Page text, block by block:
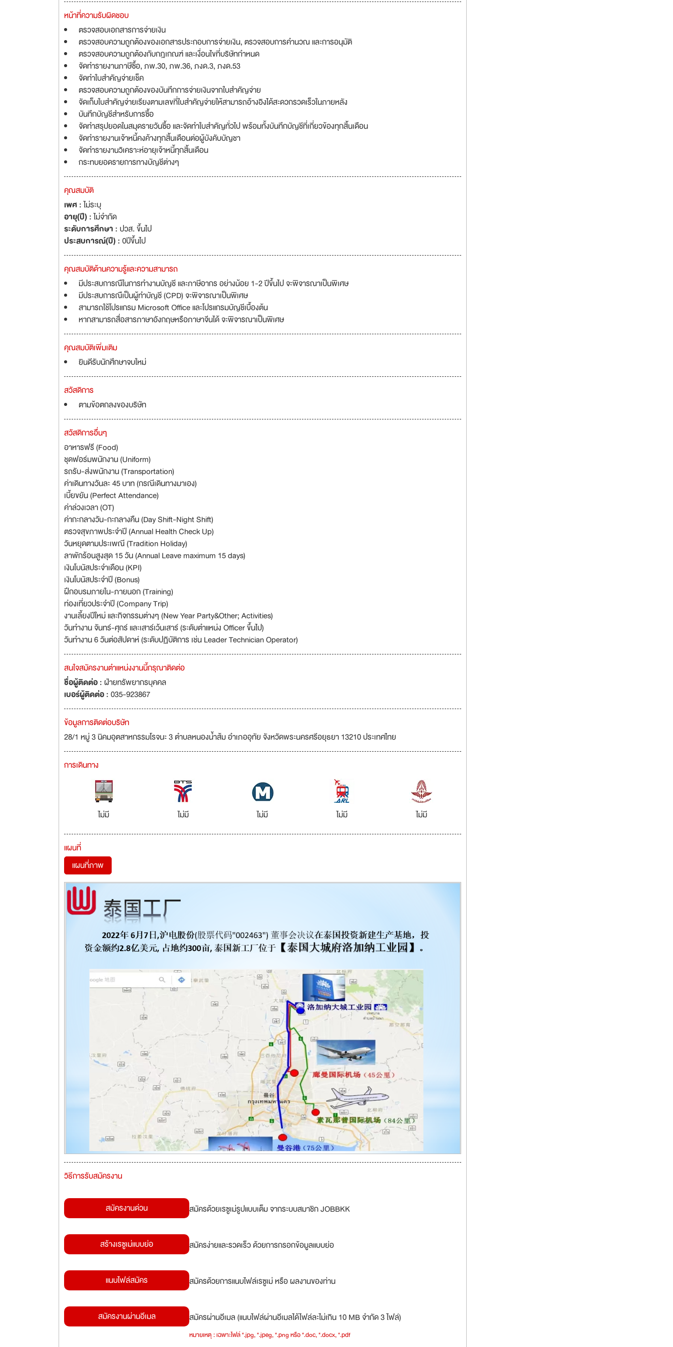
หน้าที่ความรับผิดชอบ
ตรวจสอบเอกสารการจ่ายเงิน
ตรวจสอบความถูกต้องของเอกสารประกอบการจ่ายเงิน, ตรวจสอบการคำนวณ และการอนุมัติ
ตรวจสอบความถูกต้องกับกฎเกณฑ์ และเงื่อนไขที่บริษัทกำหนด
จัดทำรายงานภาษีซื้อ, ภพ.30, ภพ.36, ภงด.3, ภงด.53
จัดทำใบสำคัญจ่ายเช็ค
ตรวจสอบความถูกต้องของบันทึกการจ่ายเงินจากใบสำคัญจ่าย
จัดเก็บใบสำคัญจ่ายเรียงตามเลขที่ใบสำคัญจ่ายให้สามารถอ้างอิงได้สะดวกรวดเร็วในภายหลัง
บันทึกบัญชีสำหรับการซื้อ
จัดทำสรุปยอดในสมุดรายวันซื้อ และจัดทำใบสำคัญทั่วไป พร้อมทั้งบันทึกบัญชีที่เกี่ยวข้องทุกสิ้นเดือน
จัดทำรายงานเจ้าหนี้คงค้างทุกสิ้นเดือนต่อผู้บังคับบัญชา
จัดทำรายงานวิเคราะห์อายุเจ้าหนี้ทุกสิ้นเดือน
กระทบยอดรายการทางบัญชีต่างๆ
คุณสมบัติ
เพศ :ไม่ระบุ
อายุ(ปี) :ไม่จำกัด
ระดับการศึกษา :ปวส. ขึ้นไป
ประสบการณ์(ปี) :0ปีขึ้นไป
คุณสมบัติด้านความรู้และความสามารถ
มีประสบการณืในการทำงานบัญชี และภาษีอากร อย่างน้อย 1-2 ปีขึ้นไป จะพิจารณาเป็นพิเศษ
มีประสบการณืเป็นผู้ทำบัญชี (CPD) จะพิจารณาเป็นพิเศษ
สามารถใช้โปรแกรม Microsoft Office และโปรแกรมบัญชีเบื้องต้น
หากสามารถสื่อสารภาษาอังกฤษหรือภาษาจีนได้ จะพิจารณาเป็นพิเศษ
คุณสมบัติเพิ่มเติม
ยินดีรับนักศึกษาจบใหม่
สวัสดิการ
ตามข้อตกลงของบริษัท
สวัสดิการอื่นๆ
อาหารฟรี (Food)
ชุดฟอร์มพนักงาน (Uniform)
รถรับ-ส่งพนักงาน (Transportation)
ค่าเดินทางวันละ 45 บาท (กรณีเดินทางมาเอง)
เบี้ยขยัน (Perfect Attendance)
ค่าล่วงเวลา (OT)
ค่ากะกลางวัน-กะกลางคืน (Day Shift-Night Shift)
ตรวจสุขภาพประจำปี (Annual Health Check Up)
วันหยุดตามประเพณี (Tradition Holiday)
ลาพักร้อนสูงสุด 15 วัน (Annual Leave maximum 15 days)
เงินโบนัสประจำเดือน (KPI)
เงินโบนัสประจำปี (Bonus)
ฝึกอบรมภายใน-ภายนอก (Training)
ท่องเที่ยวประจำปี (Company Trip)
งานเลี้ยงปีใหม่ และกิจกรรมต่างๆ (New Year Party&Other; Activities)
วันทำงาน จันทร์-ศุกร์ และเสาร์เว้นเสาร์ (ระดับตำแหน่ง Officer ขึ้นไป)
วันทำงาน 6 วันต่อสัปดาห์ (ระดับปฏิบัติการ เช่น Leader Technician Operator)
สนใจสมัครงานตำแหน่งงานนี้กรุณาติดต่อ
ชื่อผู้ติดต่อ :ฝ่ายทรัพยากรบุคคล
เบอร์ผู้ติดต่อ :035-923867
ข้อมูลการติดต่อบริษัท
28/1 หมู่ 3 นิคมอุตสาหกรรมโรจนะ 3 ตำบลหนองน้ำส้ม อำเภออุทัย จังหวัดพระนครศรีอยุธยา 13210 ประเทศไทย
การเดินทาง
ไม่มี ไม่มี ไม่มี ไม่มี ไม่มี
แผนที่
แผนที่ภาพ
วิธีการรับสมัครงาน
สมัครงานด่วน สมัครด้วยเรซูเม่รูปแบบเต็ม จากระบบสมาชิก JOBBKK
สร้างเรซูเม่แบบย่อ สมัครง่ายและรวดเร็ว ด้วยการกรอกข้อมูลแบบย่อ
แนบไฟล์สมัคร สมัครด้วยการแนบไฟล์เรซูเม่ หรือ ผลงานของท่าน
สมัครงานผ่านอีเมล สมัครผ่านอีเมล (แนบไฟล์ผ่านอีเมลได้ไฟล์ละไม่เกิน 10 MB จำกัด 3 ไฟล์)
หมายเหตุ : เฉพาะไฟล์ *.jpg, *.jpeg, *.png หรือ *.doc, *.docx, *.pdf